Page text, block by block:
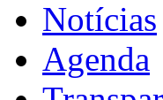
Notícias
Agenda